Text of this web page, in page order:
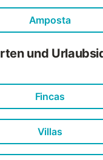
Amposta
und
Fincas
Villas